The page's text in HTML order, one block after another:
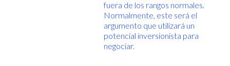
fuera de los rangos normales.
Normalmente, este será el
argumento que utilizará un
potencial inversionista para
negociar.